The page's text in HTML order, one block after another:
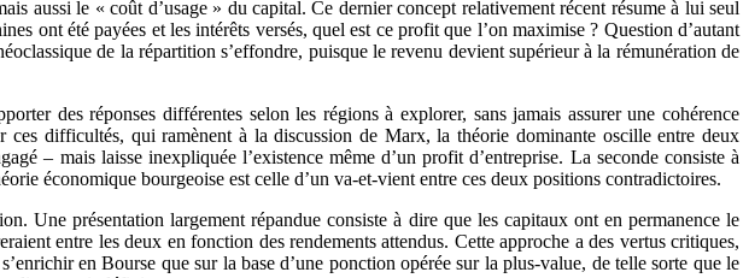
aussi le « coût d’usage » du capital. Ce dernier concept relativement récent résume à lui seul
ont été payées et les intérêts versés, quel est ce profit que l’on maximise ? Question d’autant
de la répartition s’effondre, puisque le revenu devient supérieur à la rémunération de
des réponses différentes selon les régions à explorer, sans jamais assurer une cohérence
difficultés, qui ramènent à la discussion de Marx, la théorie dominante oscille entre deux
– mais laisse inexpliquée l’existence même d’un profit d’entreprise. La seconde consiste à
économique bourgeoise est celle d’un va-et-vient entre ces deux positions contradictoires.
Une présentation largement répandue consiste à dire que les capitaux ont en permanence le
entre les deux en fonction des rendements attendus. Cette approche a des vertus critiques,
en Bourse que sur la base d’une ponction opérée sur la plus-value, de telle sorte que le